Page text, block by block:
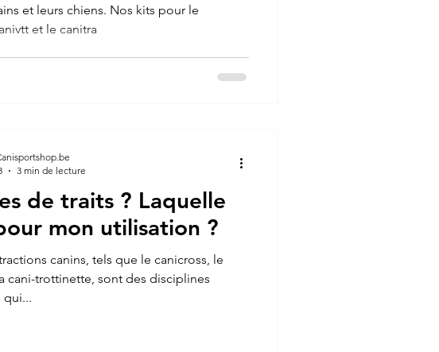
et leurs chiens. Nos kits pour le
et le canitra
de traits ? Laquelle
mon utilisation ?
canins, tels que le canicross, le
cani-trottinette, sont des disciplines
qui...
3 min de lecture